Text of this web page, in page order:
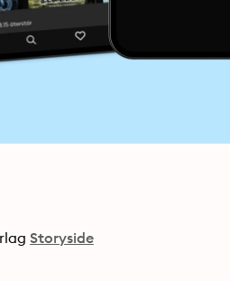
Storyside